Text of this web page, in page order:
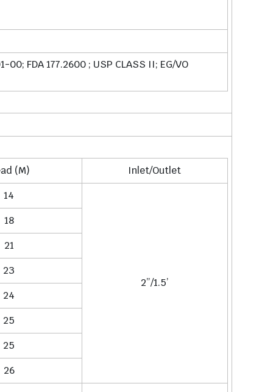
FDA 177.2600 ; USP CLASS II; EG/VO
(M)
Inlet/Outlet
14
2”/1.5’
18
21
23
24
25
25
26